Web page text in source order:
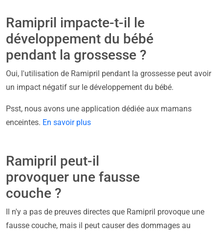
Ramipril impacte-t-il le
développement du bébé
pendant la grossesse ?
Oui, l'utilisation de Ramipril pendant la grossesse peut avoir
un impact négatif sur le développement du bébé.
Psst, nous avons une application dédiée aux mamans
enceintes. En savoir plus
Ramipril peut-il
provoquer une fausse
couche ?
Il n'y a pas de preuves directes que Ramipril provoque une
fausse couche, mais il peut causer des dommages au